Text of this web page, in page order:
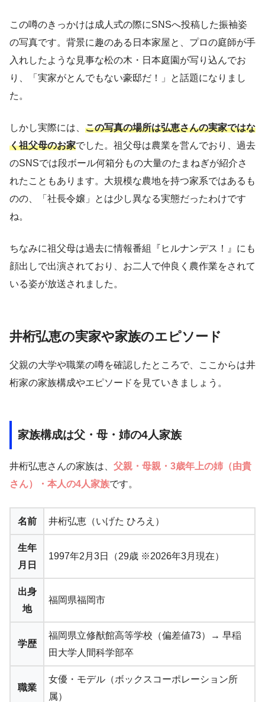
この噂のきっかけは成人式の際にSNSへ投稿した振袖姿
の写真です。背景に趣のある日本家屋と、プロの庭師が手
入れしたような見事な松の木・日本庭園が写り込んでお
り、「実家がとんでもない豪邸だ！」と話題になりまし
た。
しかし実際には、 この写真の場所は弘恵さんの実家ではな
く祖父母のお家でした。祖父母は農業を営んでおり、過去
のSNSでは段ボール何箱分もの大量のたまねぎが紹介さ
れたこともあります。大規模な農地を持つ家系ではあるも
のの、「社長令嬢」とは少し異なる実態だったわけです
ね。
ちなみに祖父母は過去に情報番組『ヒルナンデス！』にも
顔出しで出演されており、お二人で仲良く農作業をされて
いる姿が放送されました。
井桁弘恵の実家や家族のエピソード
父親の大学や職業の噂を確認したところで、ここからは井
桁家の家族構成やエピソードを見ていきましょう。
家族構成は父・母・姉の4人家族
井桁弘恵さんの家族は、 父親・母親・3歳年上の姉（由貴
さん）・本人の4人家族です。
名前 井桁弘恵（いげた ひろえ）
生年
月日
1997年2月3日（29歳 ※2026年3月現在）
出身
地
福岡県福岡市
学歴
福岡県立修猷館高等学校（偏差値73）→ 早稲
田大学人間科学部卒
職業
女優・モデル（ボックスコーポレーション所
属）